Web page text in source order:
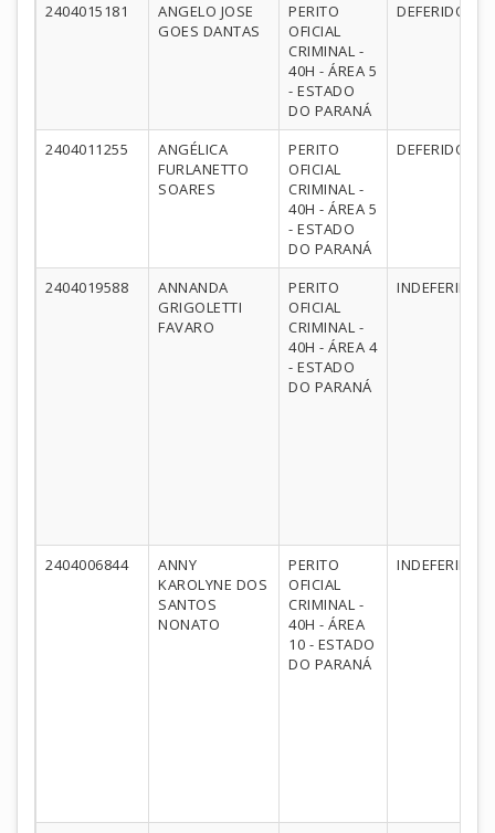
2404015181
ANGELO JOSE
GOES DANTAS
PERITO
OFICIAL
CRIMINAL -
40H - ÁREA 5
- ESTADO
DO PARANÁ
DEFERIDO
2404011255
ANGÉLICA
FURLANETTO
SOARES
PERITO
OFICIAL
CRIMINAL -
40H - ÁREA 5
- ESTADO
DO PARANÁ
DEFERIDO
2404019588
ANNANDA
GRIGOLETTI
FAVARO
PERITO
OFICIAL
CRIMINAL -
40H - ÁREA 4
- ESTADO
DO PARANÁ
INDEFERIDO
2404006844
ANNY
KAROLYNE DOS
SANTOS
NONATO
PERITO
OFICIAL
CRIMINAL -
40H - ÁREA
10 - ESTADO
DO PARANÁ
INDEFERIDO